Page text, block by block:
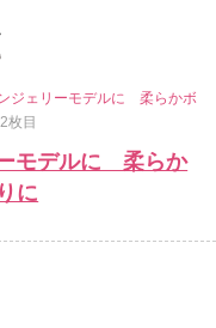
ジェリーモデルに 柔らかボ
枚目
モデルに 柔らか
に